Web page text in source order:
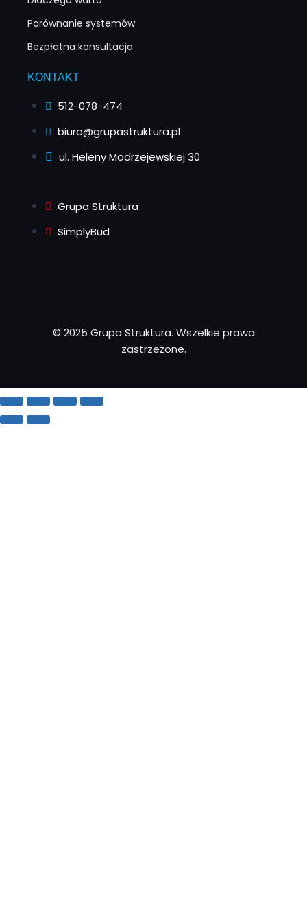
Porównanie systemów
Bezpłatna konsultacja
KONTAKT
512-078-474
biuro@grupastruktura.pl
ul. Heleny Modrzejewskiej 30
Grupa Struktura
SimplyBud
© 2025 Grupa Struktura. Wszelkie prawa
zastrzeżone.